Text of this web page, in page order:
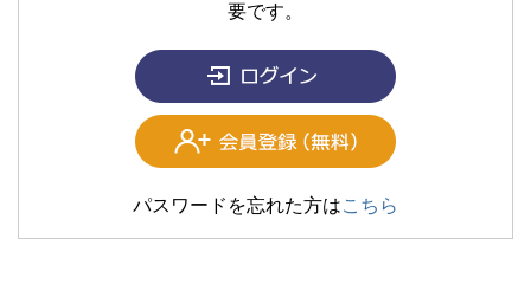
要です。
パスワードを忘れた方はこちら